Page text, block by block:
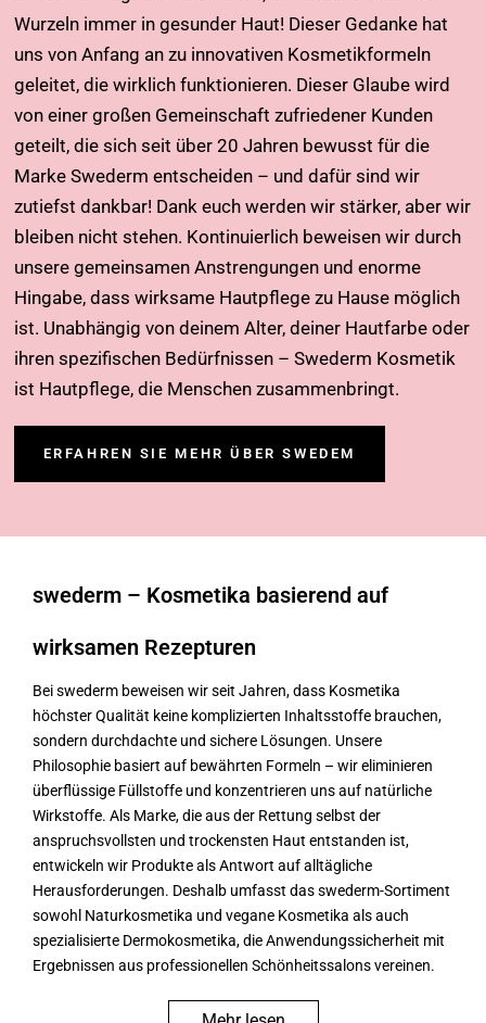
Wurzeln immer in gesunder Haut! Dieser Gedanke hat
uns von Anfang an zu innovativen Kosmetikformeln
geleitet, die wirklich funktionieren. Dieser Glaube wird
von einer großen Gemeinschaft zufriedener Kunden
geteilt, die sich seit über 20 Jahren bewusst für die
Marke Swederm entscheiden – und dafür sind wir
zutiefst dankbar! Dank euch werden wir stärker, aber wir
bleiben nicht stehen. Kontinuierlich beweisen wir durch
unsere gemeinsamen Anstrengungen und enorme
Hingabe, dass wirksame Hautpflege zu Hause möglich
ist. Unabhängig von deinem Alter, deiner Hautfarbe oder
ihren spezifischen Bedürfnissen – Swederm Kosmetik
ist Hautpflege, die Menschen zusammenbringt.
ERFAHREN SIE MEHR ÜBER SWEDEM
swederm – Kosmetika basierend auf
wirksamen Rezepturen
Bei swederm beweisen wir seit Jahren, dass Kosmetika
höchster Qualität keine komplizierten Inhaltsstoffe brauchen,
sondern durchdachte und sichere Lösungen. Unsere
Philosophie basiert auf bewährten Formeln – wir eliminieren
überflüssige Füllstoffe und konzentrieren uns auf natürliche
Wirkstoffe. Als Marke, die aus der Rettung selbst der
anspruchsvollsten und trockensten Haut entstanden ist,
entwickeln wir Produkte als Antwort auf alltägliche
Herausforderungen. Deshalb umfasst das swederm-Sortiment
sowohl Naturkosmetika und vegane Kosmetika als auch
spezialisierte Dermokosmetika, die Anwendungssicherheit mit
Ergebnissen aus professionellen Schönheitssalons vereinen.